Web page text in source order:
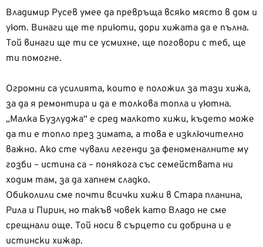
Владимир Русев умее да превръща всяко място в дом и
уют. Винаги ще те приюти, дори хижата да е пълна.
Той винаги ще ти се усмихне, ще поговори с теб, ще
ти помогне.
Огромни са усилията, които е положил за тази хижа,
за да я ремонтира и да е толкова топла и уютна.
„Малка Бузлуджа“ е сред малкото хижи, където може
да ти е топло през зимата, а това е изключително
важно. Ако сте чували легенди за феноменалните му
гозби – истина са – понякога със семействата ни
ходим там, за да хапнем сладко.
Обиколили сме почти всички хижи в Стара планина,
Рила и Пирин, но такъв човек като Владо не сме
срещнали още. Той носи в сърцето си добрина и е
истински хижар.